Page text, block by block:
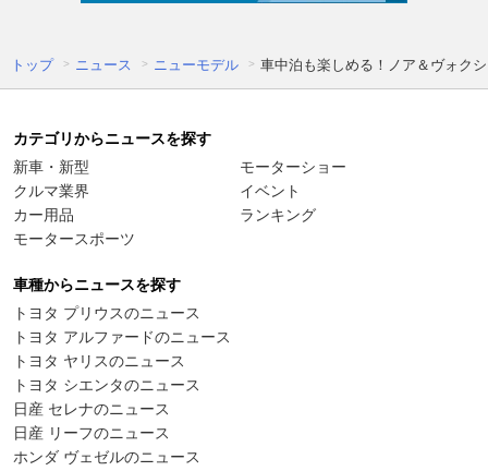
トップ ニュース ニューモデル 車中泊も楽しめる！ノア＆ヴォク
カテゴリからニュースを探す
新車・新型
クルマ業界
カー用品
モータースポーツ
モーターショー
イベント
ランキング
車種からニュースを探す
トヨタ プリウスのニュース
トヨタ アルファードのニュース
トヨタ ヤリスのニュース
トヨタ シエンタのニュース
日産 セレナのニュース
日産 リーフのニュース
ホンダ ヴェゼルのニュース